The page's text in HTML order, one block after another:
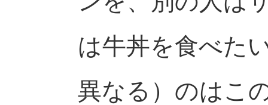
は牛丼を食べた
異なる）のはこ